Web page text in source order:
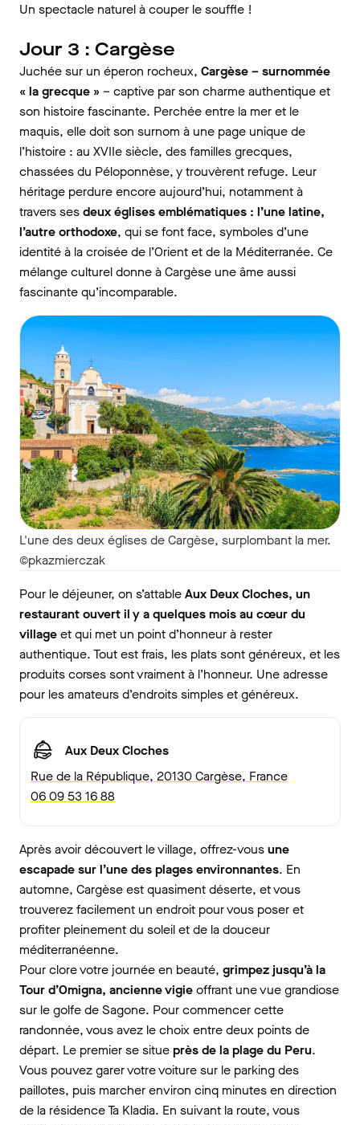
Un spectacle naturel à couper le souffle !
Jour 3 : Cargèse
Juchée sur un éperon rocheux, Cargèse – surnommée
« la grecque » – captive par son charme authentique et
son histoire fascinante. Perchée entre la mer et le
maquis, elle doit son surnom à une page unique de
l’histoire : au XVIIe siècle, des familles grecques,
chassées du Péloponnèse, y trouvèrent refuge. Leur
héritage perdure encore aujourd’hui, notamment à
travers sesdeux églises emblématiques : l’une latine,
l’autre orthodoxe, qui se font face, symboles d’une
identité à la croisée de l’Orient et de la Méditerranée. Ce
mélange culturel donne à Cargèse une âme aussi
fascinante qu’incomparable.
L'une des deux églises de Cargèse, surplombant la mer.
©pkazmierczak
Pour le déjeuner, on s’attableAux Deux Cloches, un
restaurant ouvert il y a quelques mois au cœur du
villageet qui met un point d’honneur à rester
authentique. Tout est frais, les plats sont généreux, et les
produits corses sont vraiment à l’honneur. Une adresse
pour les amateurs d’endroits simples et généreux.
Aux Deux Cloches
Rue de la République, 20130 Cargèse, France
06 09 53 16 88
Après avoir découvert le village, offrez-vousune
escapade sur l’une des plages environnantes. En
automne, Cargèse est quasiment déserte, et vous
trouverez facilement un endroit pour vous poser et
profiter pleinement du soleil et de la douceur
méditerranéenne.
Pour clore votre journée en beauté, grimpez jusqu’à la
Tour d’Omigna, ancienne vigieoffrant une vue grandiose
sur le golfe de Sagone. Pour commencercette
randonnée, vous avez le choix entre deux points de
départ. Le premier se situeprès de la plage du Peru.
Vous pouvez garer votre voiture sur le parking des
paillotes, puis marcher environ cinq minutes en direction
de la résidence Ta Kladia. En suivant la route, vous